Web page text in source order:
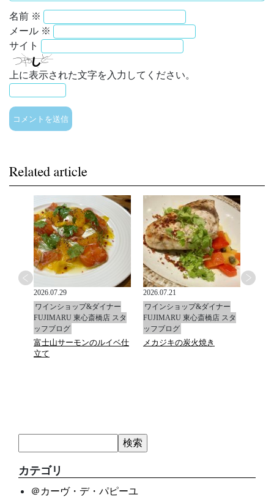
名前 ※
メール ※
サイト
上に表示された文字を入力してください。
2026.07.29
ワインショップ&ダイナー
FUJIMARU 東心斎橋店 スタ
ッフブログ
富士山サーモンのルイベ仕
立て
2026.07.21
ワインショップ&ダイナー
FUJIMARU 東心斎橋店 スタ
ッフブログ
メカジキの炭火焼き
カテゴリ
＠カーヴ・デ・パピーユ